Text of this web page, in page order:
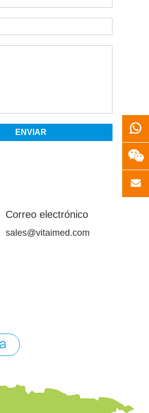
Correo electrónico
sales@vitaimed.com